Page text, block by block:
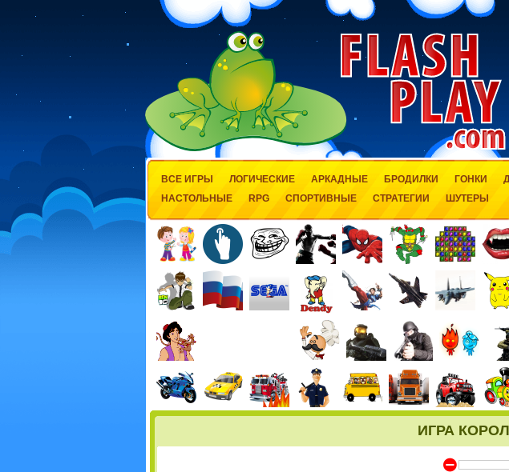
ВСЕ ИГРЫ ЛОГИЧЕСКИЕ АРКАДНЫЕ БРОДИЛКИ ГОНКИ
НАСТОЛЬНЫЕ
RPG СПОРТИВНЫЕ СТРАТЕГИИ ШУТЕРЫ
ИГРА
Y